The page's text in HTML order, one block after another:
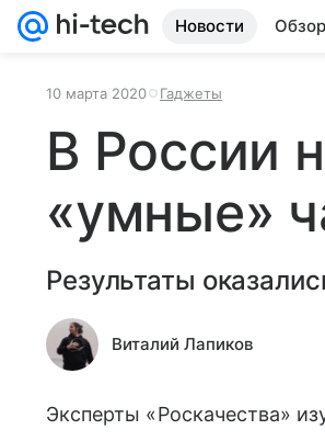
Новости
10 марта 2020 Гаджеты
В России
«умные»
Результаты
Виталий Лапиков
Эксперты «Роскачества»